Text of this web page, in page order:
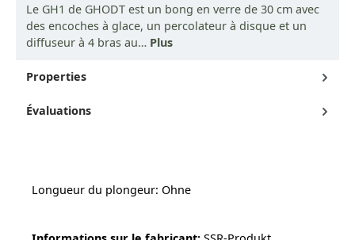
Le GH1 de GHODT est un bong en verre de 30 cm avec
des encoches à glace, un percolateur à disque et un
diffuseur à 4 bras au… Plus
Properties
Évaluations
Longueur du plongeur: Ohne